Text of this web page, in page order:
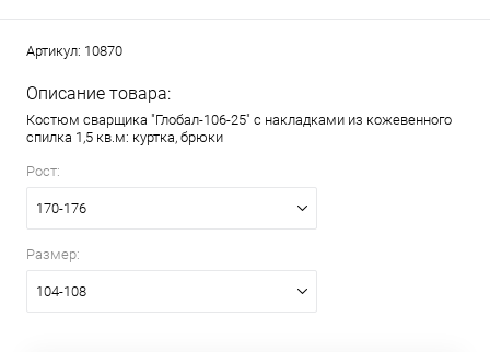
Артикул: 10870
Описание товара:
Костюм сварщика "Глобал-106-25" с накладками из кожевенного
спилка 1,5 кв.м: куртка, брюки
Рост:
170-176
Размер:
104-108